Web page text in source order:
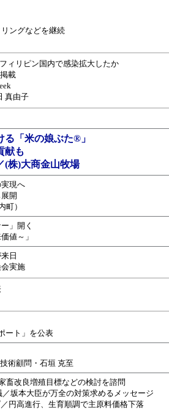
ングなどを継続
ィリピン国内で感染拡大したか
載
真由子
「米の娘ぶた®」
献も
(株)大商金山牧場
現へ
開
町）
」開く
値～」
日
実施
ート」を公表
術顧問・石垣 克至
畜改良増殖目標などの検討を諮問
坂本大臣が万全の対策求めるメッセージ
円高進行、生育順調で主原料価格下落